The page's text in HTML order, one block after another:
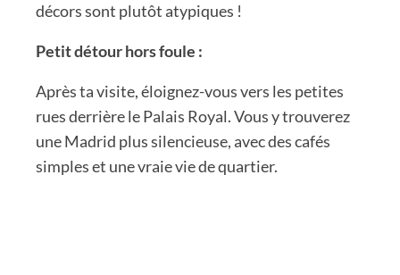
décors sont plutôt atypiques !
Petit détour hors foule :
Après ta visite, éloignez-vous vers les petites
rues derrière le Palais Royal. Vous y trouverez
une Madrid plus silencieuse, avec des cafés
simples et une vraie vie de quartier.